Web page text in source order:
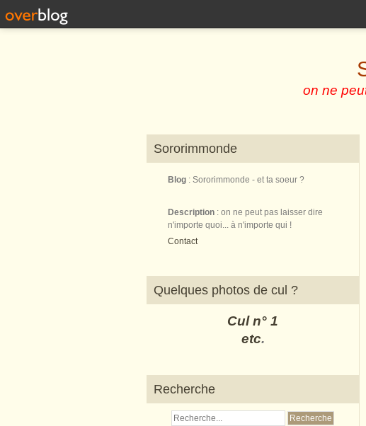
on ne
Sororimmonde
Blog : Sororimmonde - et ta soeur ?
Description : on ne peut pas laisser dire
n'importe quoi... à n'importe qui !
Contact
Quelques photos de cul ?
Cul n° 1
etc.
Recherche